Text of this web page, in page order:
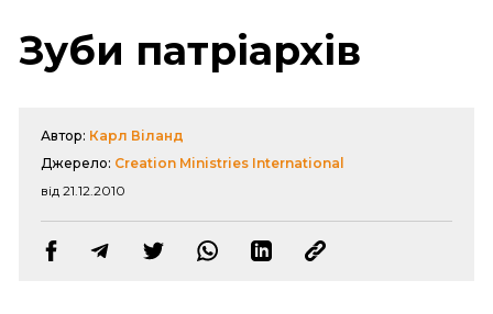
Зуби патріархів
Автор: Карл Віланд
Джерело: Creation Ministries International
від 21.12.2010